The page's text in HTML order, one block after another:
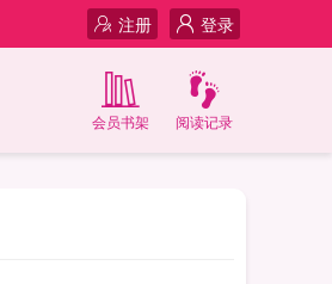
登录
注册
阅读记录
会员书架